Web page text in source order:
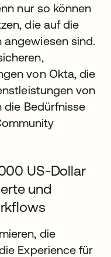
nur so können
die auf die
sind.
von Okta, die
von
die Bedürfnisse
US-Dollar
und
die
Experience für